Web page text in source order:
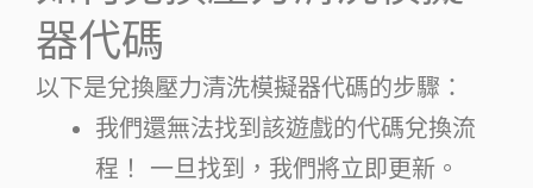
器代碼
以下是兌換壓力清洗模擬器代碼的步驟：
我們還無法找到該遊戲的代碼兌換流
程！ 一旦找到，我們將立即更新。